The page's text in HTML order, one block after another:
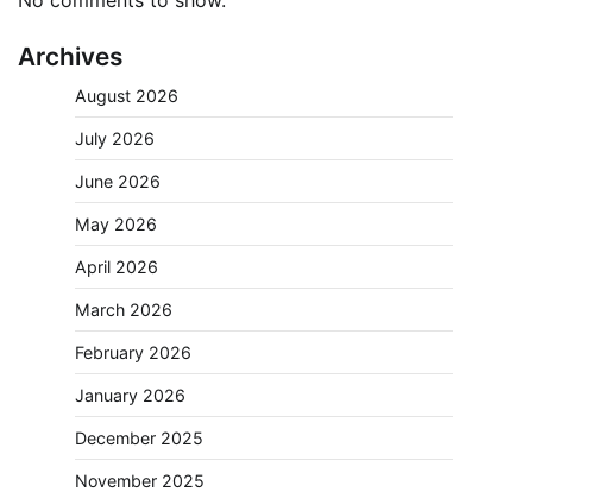
Archives
August 2026
July 2026
June 2026
May 2026
April 2026
March 2026
February 2026
January 2026
December 2025
November 2025